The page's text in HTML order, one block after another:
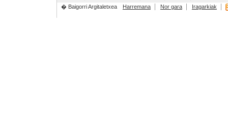
� Baigorri Argitaletxea
Harremana Nor gara Iragarkiak